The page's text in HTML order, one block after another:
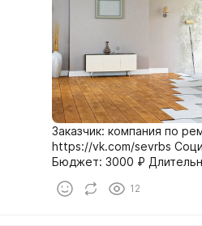
Заказчик: компания по
https://vk.com/sevrbs
Бюджет: 3000 ₽
12